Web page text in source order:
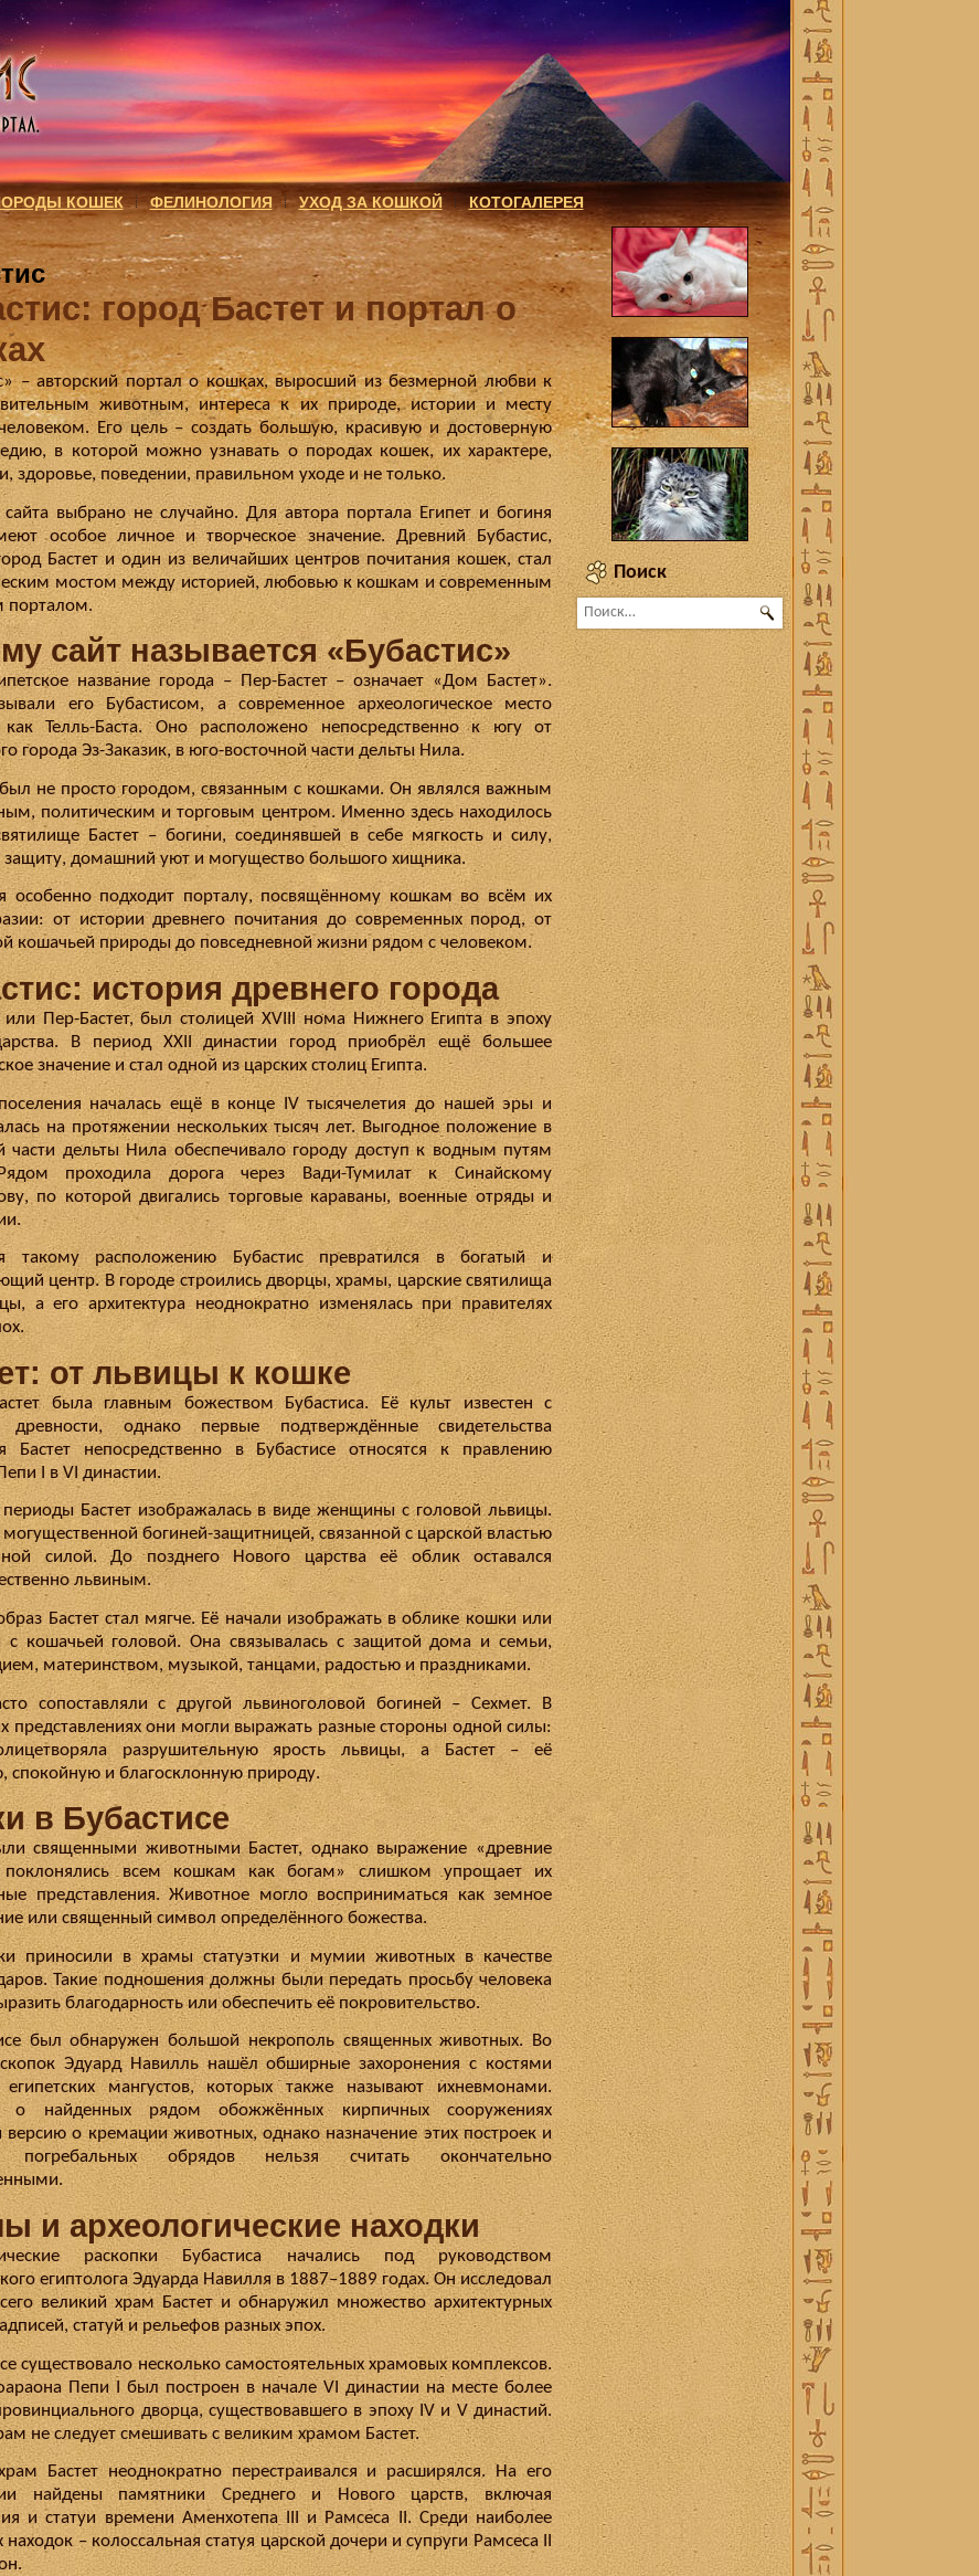
КОШЕК ФЕЛИНОЛОГИЯ УХОД ЗА КОШКОЙ КОТОГАЛЕРЕЯ
город Бастет и портал о
– авторский портал о кошках, выросший из безмерной любви к
животным, интереса к их природе, истории и месту
Его цель – создать большую, красивую и достоверную
в которой можно узнавать о породах кошек, их характере,
здоровье, поведении, правильном уходе и не только.
сайта выбрано не случайно. Для автора портала Египет и богиня
особое личное и творческое значение. Древний Бубастис,
Бастет и один из величайших центров почитания кошек, стал
мостом между историей, любовью к кошкам и современным
порталом.
сайт называется «Бубастис»
название города – Пер-Бастет – означает «Дом Бастет».
его Бубастисом, а современное археологическое место
как Телль-Баста. Оно расположено непосредственно к югу от
города Эз-Заказик, в юго-восточной части дельты Нила.
был не просто городом, связанным с кошками. Он являлся важным
политическим и торговым центром. Именно здесь находилось
Бастет – богини, соединявшей в себе мягкость и силу,
защиту, домашний уют и могущество большого хищника.
особенно подходит порталу, посвящённому кошкам во всём их
от истории древнего почитания до современных пород, от
кошачьей природы до повседневной жизни рядом с человеком.
история древнего города
или Пер-Бастет, был столицей XVIII нома Нижнего Египта в эпоху
В период XXII династии город приобрёл ещё большее
значение и стал одной из царских столиц Египта.
началась ещё в конце IV тысячелетия до нашей эры и
на протяжении нескольких тысяч лет. Выгодное положение в
части дельты Нила обеспечивало городу доступ к водным путям
проходила дорога через Вади-Тумилат к Синайскому
по которой двигались торговые караваны, военные отряды и
такому расположению Бубастис превратился в богатый и
центр. В городе строились дворцы, храмы, царские святилища
а его архитектура неоднократно изменялась при правителях
от львицы к кошке
была главным божеством Бубастиса. Её культ известен с
древности, однако первые подтверждённые свидетельства
Бастет непосредственно в Бубастисе относятся к правлению
I в VI династии.
Бастет изображалась в виде женщины с головой львицы.
богиней-защитницей, связанной с царской властью
силой. До позднего Нового царства её облик оставался
львиным.
Бастет стал мягче. Её начали изображать в облике кошки или
кошачьей головой. Она связывалась с защитой дома и семьи,
материнством, музыкой, танцами, радостью и праздниками.
сопоставляли с другой львиноголовой богиней – Сехмет. В
представлениях они могли выражать разные стороны одной силы:
разрушительную ярость львицы, а Бастет – её
спокойную и благосклонную природу.
в Бубастисе
священными животными Бастет, однако выражение «древние
поклонялись всем кошкам как богам» слишком упрощает их
представления. Животное могло восприниматься как земное
или священный символ определённого божества.
приносили в храмы статуэтки и мумии животных в качестве
Такие подношения должны были передать просьбу человека
благодарность или обеспечить её покровительство.
был обнаружен большой некрополь священных животных. Во
Эдуард Навилль нашёл обширные захоронения с костями
мангустов, которых также называют ихневмонами.
о найденных рядом обожжённых кирпичных сооружениях
версию о кремации животных, однако назначение этих построек и
погребальных обрядов нельзя считать окончательно
и археологические находки
раскопки Бубастиса начались под руководством
египтолога Эдуарда Навилля в 1887–1889 годах. Он исследовал
великий храм Бастет и обнаружил множество архитектурных
статуй и рельефов разных эпох.
существовало несколько самостоятельных храмовых комплексов.
Пепи I был построен в начале VI династии на месте более
дворца, существовавшего в эпоху IV и V династий.
не следует смешивать с великим храмом Бастет.
Бастет неоднократно перестраивался и расширялся. На его
найдены памятники Среднего и Нового царств, включая
и статуи времени Аменхотепа III и Рамсеса II. Среди наиболее
находок – колоссальная статуя царской дочери и супруги Рамсеса II
Поиск
Найти: